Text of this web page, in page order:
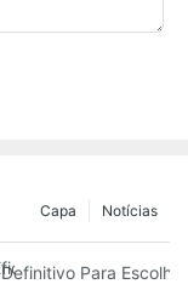
Notícias
Capa
Com
Para